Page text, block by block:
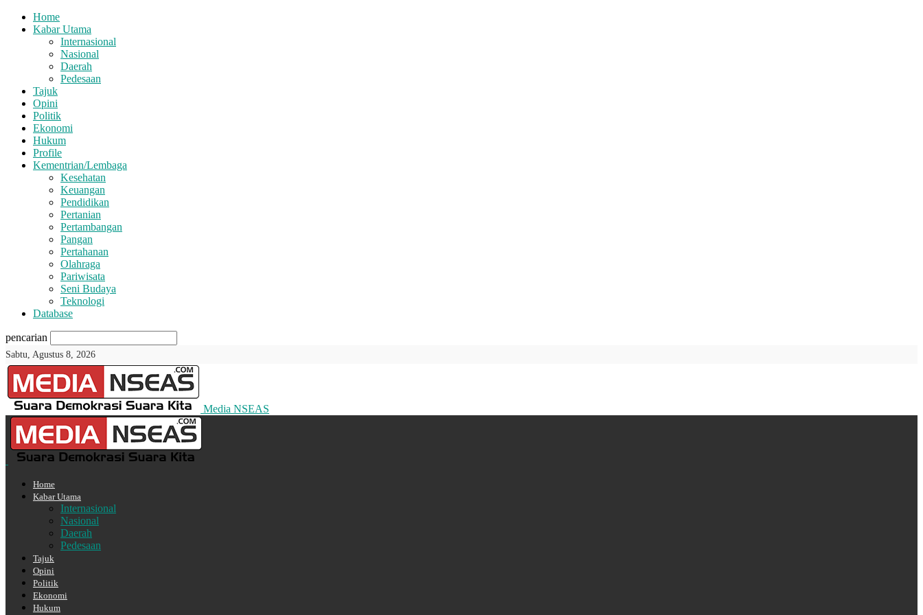
Home
Kabar Utama
Internasional
Nasional
Daerah
Pedesaan
Tajuk
Opini
Politik
Ekonomi
Hukum
Profile
Kementrian/Lembaga
Kesehatan
Keuangan
Pendidikan
Pertanian
Pertambangan
Pangan
Pertahanan
Olahraga
Pariwisata
Seni Budaya
Teknologi
Database
pencarian
Sabtu, Agustus 8, 2026
Media NSEAS
Home
Kabar Utama
Internasional
Nasional
Daerah
Pedesaan
Tajuk
Opini
Politik
Ekonomi
Hukum